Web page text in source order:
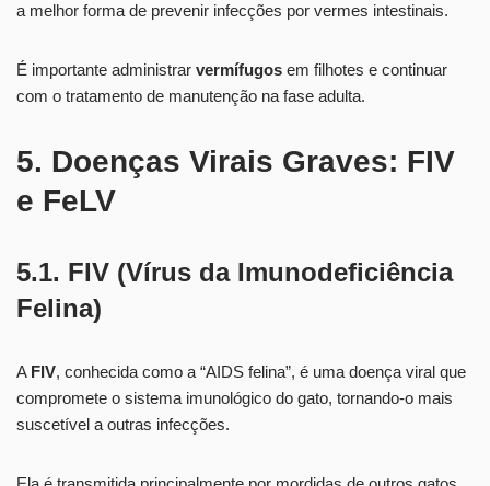
a melhor forma de prevenir infecções por vermes intestinais.
É importante administrar vermífugos em filhotes e continuar
com o tratamento de manutenção na fase adulta.
5. Doenças Virais Graves: FIV
e FeLV
5.1. FIV (Vírus da Imunodeficiência
Felina)
A FIV, conhecida como a “AIDS felina”, é uma doença viral que
compromete o sistema imunológico do gato, tornando-o mais
suscetível a outras infecções.